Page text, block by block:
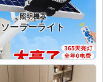
照明機器
ソーラーライト